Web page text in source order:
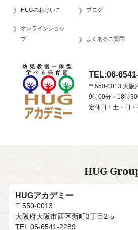
HUGのおけいこ ブログ
オンラインショッ
プ
よくあるご質問
TEL:06-
〒550-0013 大阪
9時00分～18時30
定休日：土・日・
HUG
HUGアカデミー
〒550-0013
大阪府大阪市西区新町3丁目2-5
TEL:06-6541-2289